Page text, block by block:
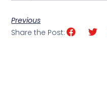
Previous
Share the Post: